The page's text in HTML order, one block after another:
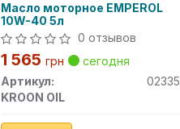
Масло моторное EMPEROL
10W-40 5л
0 отзывов
1 565 грн
сегодня
Артикул:
02335
KROON OIL